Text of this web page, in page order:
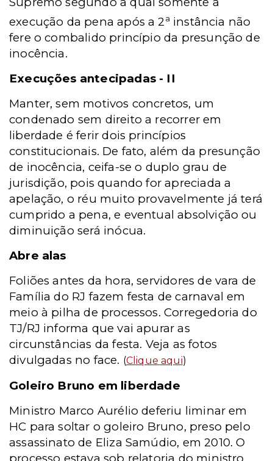
execução da pena após a 2a instância não
fere o combalido princípio da presunção de
inocência.
Execuções antecipadas - II
Manter, sem motivos concretos, um
condenado sem direito a recorrer em
liberdade é ferir dois princípios
constitucionais. De fato, além da presunção
de inocência, ceifa-se o duplo grau de
jurisdição, pois quando for apreciada a
apelação, o réu muito provavelmente já terá
cumprido a pena, e eventual absolvição ou
diminuição será inócua.
Abre alas
Foliões antes da hora, servidores de vara de
Família do RJ fazem festa de carnaval em
meio à pilha de processos. Corregedoria do
TJ/RJ informa que vai apurar as
circunstâncias da festa. Veja as fotos
divulgadas no face. (Clique aqui)
Goleiro Bruno em liberdade
Ministro Marco Aurélio deferiu liminar em
HC para soltar o goleiro Bruno, preso pelo
assassinato de Eliza Samúdio, em 2010. O